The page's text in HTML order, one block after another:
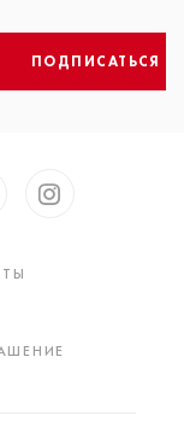
ПОДПИСАТЬСЯ